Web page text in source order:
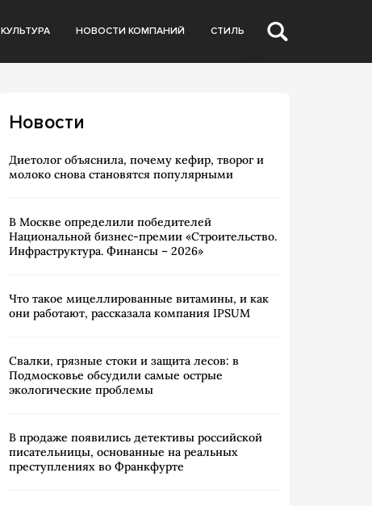
КУЛЬТУРА НОВОСТИ КОМПАНИЙ СТИЛЬ
Новости
Диетолог объяснила, почему кефир, творог и
молоко снова становятся популярными
В Москве определили победителей
Национальной бизнес-премии «Строительство.
Инфраструктура. Финансы – 2026»
Что такое мицеллированные витамины, и как
они работают, рассказала компания IPSUM
Свалки, грязные стоки и защита лесов: в
Подмосковье обсудили самые острые
экологические проблемы
В продаже появились детективы российской
писательницы, основанные на реальных
преступлениях во Франкфурте